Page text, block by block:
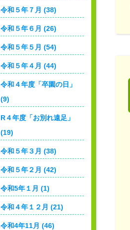
令和５年７月 (38)
令和５年６月 (26)
令和５年５月 (54)
令和５年４月 (44)
令和４年度「卒園の日」
(9)
R４年度「お別れ遠足」
(19)
令和５年３月 (38)
令和５年２月 (42)
令和5年１月 (1)
令和４年１２月 (21)
令和4年11月 (46)